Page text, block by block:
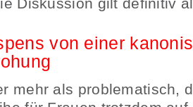
von einer
mehr als problematisch,